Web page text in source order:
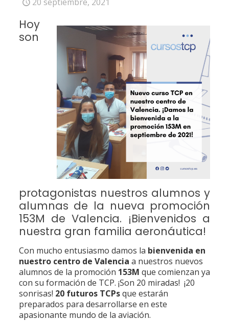
Hoy
son
protagonistas nuestros alumnos y
alumnas de la nueva promoción
153M de Valencia. ¡Bienvenidos a
nuestra gran familia aeronáutica!
Con mucho entusiasmo damos la bienvenida en
nuestro centro de Valencia a nuestros nuevos
alumnos de la promoción 153M que comienzan ya
con su formación de TCP. ¡Son 20 miradas! ¡20
sonrisas! 20 futuros TCPsque estarán
preparados para desarrollarse en este
apasionante mundo de la aviación.